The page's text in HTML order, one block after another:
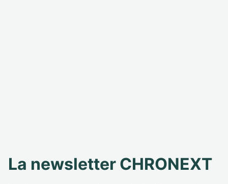
La newsletter CHRONEXT